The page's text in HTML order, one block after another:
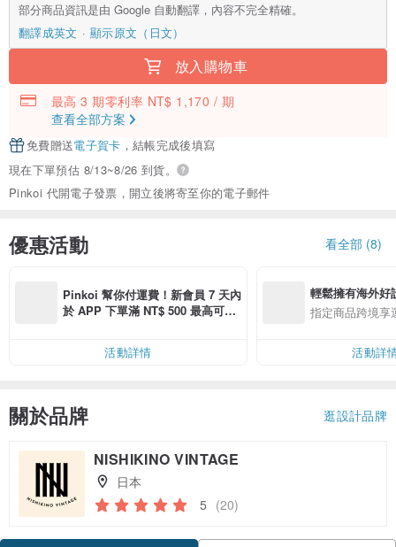
部分商品資訊是由 Google 自動翻譯，內容不完全精確。
翻譯成英文
顯示原文（日文）
放入購物車
最高 3 期零利率 NT$ 1,170 / 期
查看全部方案
免費贈送電子賀卡 ，結帳完成後填寫
現在下單預估 8/13~8/26 到貨。
Pinkoi 代開電子發票，開立後將寄至你的電子郵件
優惠活動 看全部 (8)
Pinkoi 幫你付運費！新會員 7 天內
於 APP 下單滿 NT$ 500 最高可折
活動詳情
輕鬆擁有海外好
指定商品跨境享
活動詳
關於品牌 逛設計品牌
NISHIKINO VINTAGE
日本
5 (20)